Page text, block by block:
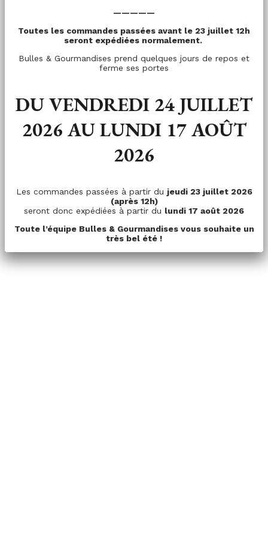
—————
Toutes les commandes passées avant le 23 juillet 12h
seront expédiées normalement.
Bulles & Gourmandises prend quelques jours de repos et
ferme ses portes
DU VENDREDI 24 JUILLET
2026 AU LUNDI 17 AOÛT
2026
Les commandes passées à partir du jeudi 23 juillet 2026
(après 12h)
seront donc expédiées à partir du lundi 17 août 2026
Toute l’équipe Bulles & Gourmandises vous souhaite un
très bel été !